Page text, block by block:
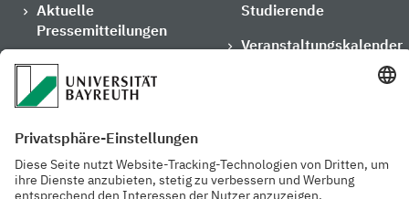
Aktuelle
Pressemitteilungen
Arbeiten an der
Universität
Cafeterien
Studierende
Veranstaltungskalender
Ansprechpersonen der